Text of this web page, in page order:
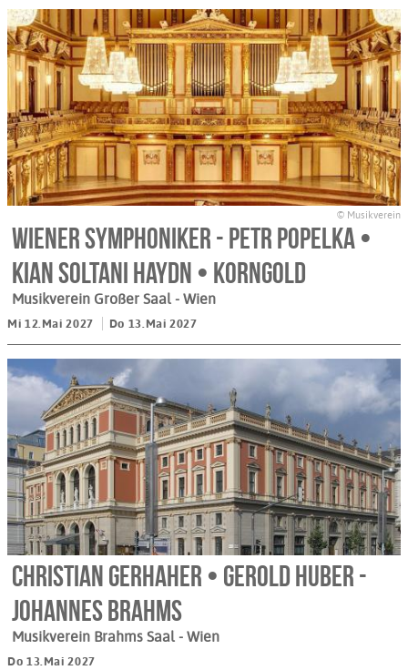
© Musikverein
Wiener Symphoniker - Petr Popelka •
Kian Soltani Haydn • Korngold
Musikverein Großer Saal - Wien
Mi 12.Mai 2027 Do 13.Mai 2027
Christian Gerhaher • Gerold Huber -
Johannes Brahms
Musikverein Brahms Saal - Wien
Do 13.Mai 2027